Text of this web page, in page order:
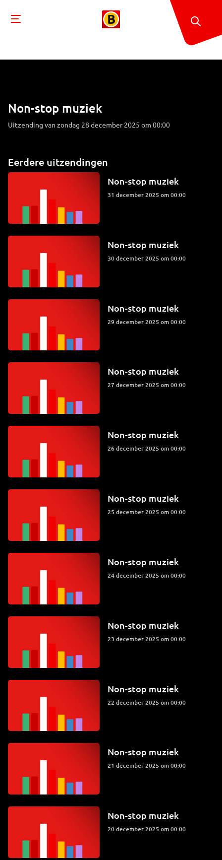
Non-stop muziek
Uitzending van zondag 28 december 2025 om 00:00
Eerdere uitzendingen
Non-stop muziek
31 december 2025 om 00:00
Non-stop muziek
30 december 2025 om 00:00
Non-stop muziek
29 december 2025 om 00:00
Non-stop muziek
27 december 2025 om 00:00
Non-stop muziek
26 december 2025 om 00:00
Non-stop muziek
25 december 2025 om 00:00
Non-stop muziek
24 december 2025 om 00:00
Non-stop muziek
23 december 2025 om 00:00
Non-stop muziek
22 december 2025 om 00:00
Non-stop muziek
21 december 2025 om 00:00
Non-stop muziek
20 december 2025 om 00:00